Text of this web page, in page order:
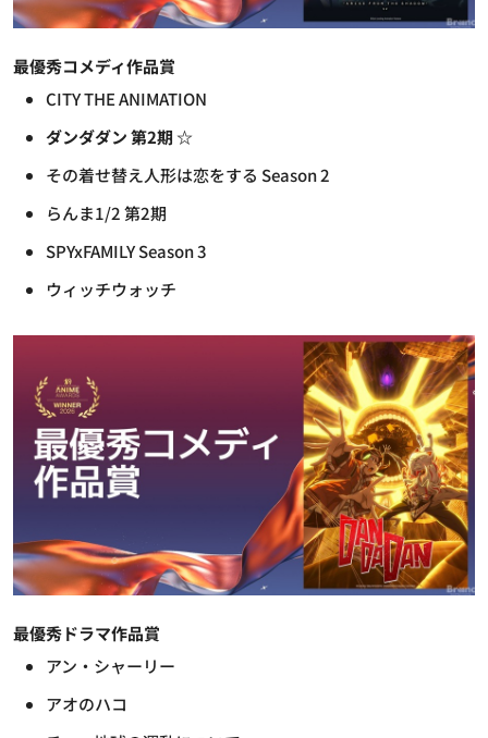
最優秀コメディ作品賞
CITY THE ANIMATION
ダンダダン 第2期 ☆
その着せ替え人形は恋をする Season 2
らんま1/2 第2期
SPYxFAMILY Season 3
ウィッチウォッチ
最優秀ドラマ作品賞
アン・シャーリー
アオのハコ